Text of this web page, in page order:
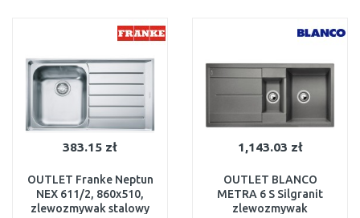
Do porównania Do porównania
383.15 zł
OUTLET Franke Neptun
NEX 611/2, 860x510,
zlewozmywak stalowy
1,143.03 zł
OUTLET BLANCO
METRA 6 S Silgranit
zlewozmywak